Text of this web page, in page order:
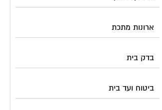
ארונות מתכת
בדק בית
ביטוח ועד בית